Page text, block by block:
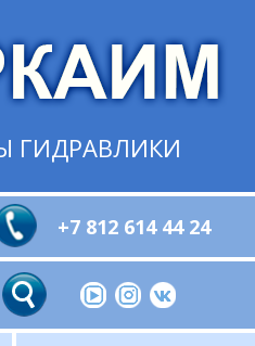
ГИДРАВЛИКИ
+7 812 614 44 24